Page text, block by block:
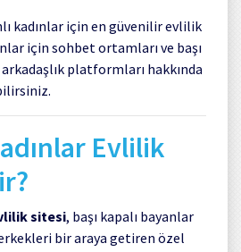
kadınlar için en güvenilir evlilik
için sohbet ortamları ve başı
arkadaşlık platformları hakkında
Evlilik
sitesi, başı kapalı bayanlar
bir araya getiren özel